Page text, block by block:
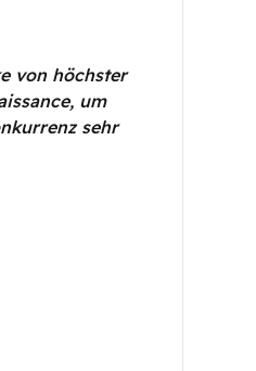
von höchster
um
sehr